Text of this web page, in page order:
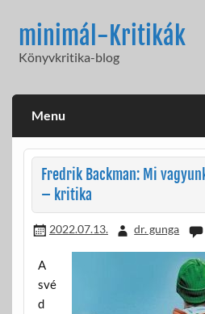
contentminimál-Kritikák
Könyvkritika-blog
Menu
Fredrik Backman: Mi
– kritika
2022.07.13. dr. gunga
A
své
d